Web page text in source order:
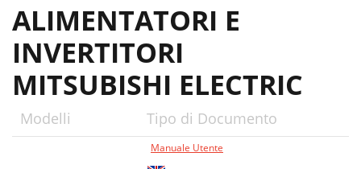
ALIMENTATORI E
INVERTITORI
MITSUBISHI ELECTRIC
Modelli Tipo di Documento
Manuale Utente